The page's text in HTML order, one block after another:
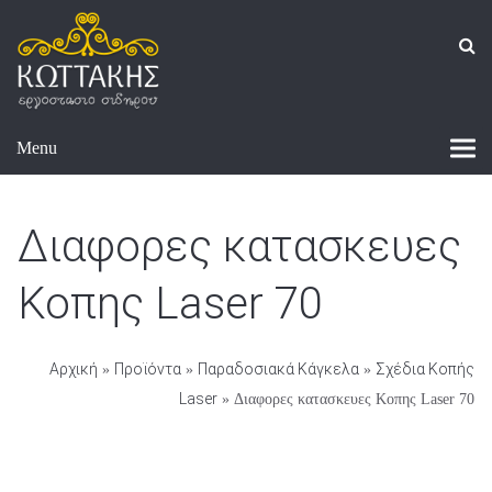
Menu
Διαφορες κατασκευες
Κοπης Laser 70
Αρχική » Προϊόντα » Παραδοσιακά Κάγκελα » Σχέδια Κοπής
Laser » Διαφορες κατασκευες Κοπης Laser 70